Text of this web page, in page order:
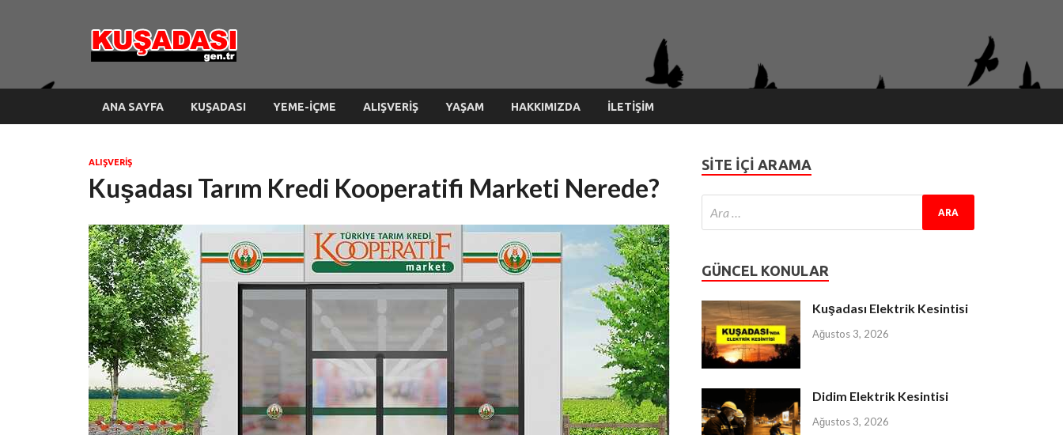
ANA SAYFA KUŞADASI YEME-İÇME ALIŞVERIŞ YAŞAM HAKKIMIZDA İLETIŞIM
ALIŞVERIŞ
Kuşadası Tarım Kredi Kooperatifi Marketi Nerede?
SITE IÇI ARAMA
GÜNCEL KONULAR
Kuşadası Elektrik Kesintisi
Ağustos 3, 2026
Didim Elektrik Kesintisi
Ağustos 3, 2026